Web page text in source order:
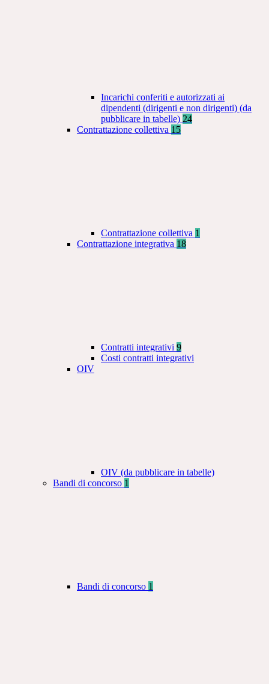
Incarichi conferiti e autorizzati ai
dipendenti (dirigenti e non dirigenti) (da
pubblicare in tabelle) 24
Contrattazione collettiva 15
Contrattazione collettiva 1
Contrattazione integrativa 18
Contratti integrativi 9
Costi contratti integrativi
OIV
OIV (da pubblicare in tabelle)
Bandi di concorso 1
Bandi di concorso 1